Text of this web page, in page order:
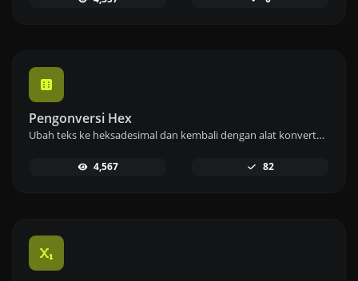
Pengonversi Hex
Ubah teks ke heksadesimal dan kembali dengan alat konverter heks kami untuk transformasi data yang akurat.
4,567 82